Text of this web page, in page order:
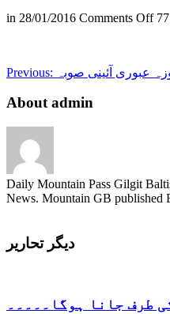
in 28/01/2016 Comments Offon
Previous: عبوری آئینی صوبہ
About admin
Daily Mountain Pass Gilgit
News. Mountain GB published
دیگر تحاریر
طرف جانا ہوگا۔۔۔۔۔